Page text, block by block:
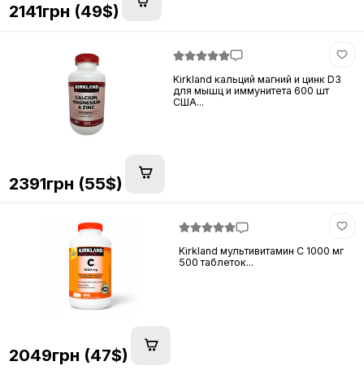
2141грн (49$)
Kirkland кальций магний и цинк D3
для мышц и иммунитета 600 шт
США...
2391грн (55$)
Kirkland мультивитамин C 1000 мг
500 таблеток...
2049грн (47$)